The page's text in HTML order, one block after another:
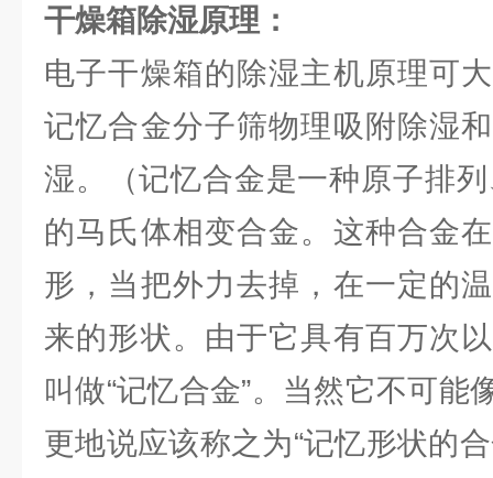
干燥箱除湿原理：
电子干燥箱的除湿主机原理可
记忆合金分子筛物理吸附除湿
湿。（记忆合金是一种原子排
的马氏体相变合金。这种合金
形，当把外力去掉，在一定的
来的形状。由于它具有百万次
叫做“记忆合金”。当然它不可能
更地说应该称之为“记忆形状的